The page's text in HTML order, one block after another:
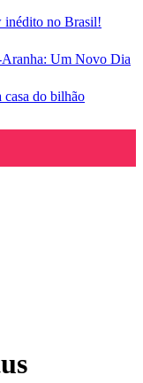
inédito no Brasil!
Um Novo Dia
casa do bilhão